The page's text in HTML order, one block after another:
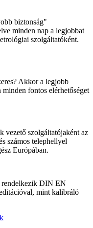
biztonság"
minden nap a legjobbat
szolgáltatóként.
Akkor a legjobb
fontos elérhetőséget
vezető szolgáltatójaként az
számos telephellyel
Európában.
rendelkezik DIN EN
mint kalibráló